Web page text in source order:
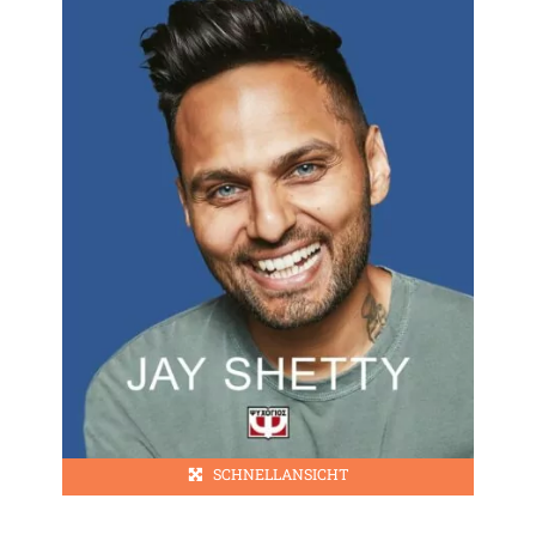
SCHNELLANSICHT